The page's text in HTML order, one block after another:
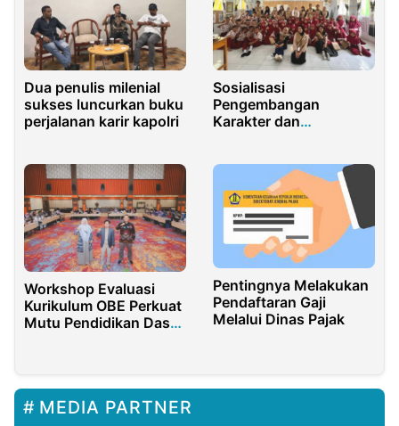
Dua penulis milenial
sukses luncurkan buku
perjalanan karir kapolri
Sosialisasi
Pengembangan
Karakter dan
Workshop Evaluasi
Kurikulum OBE Perkuat
Mutu Pendidikan Dasar
Pentingnya Melakukan
Pendaftaran Gaji
Melalui Dinas Pajak
MEDIA PARTNER